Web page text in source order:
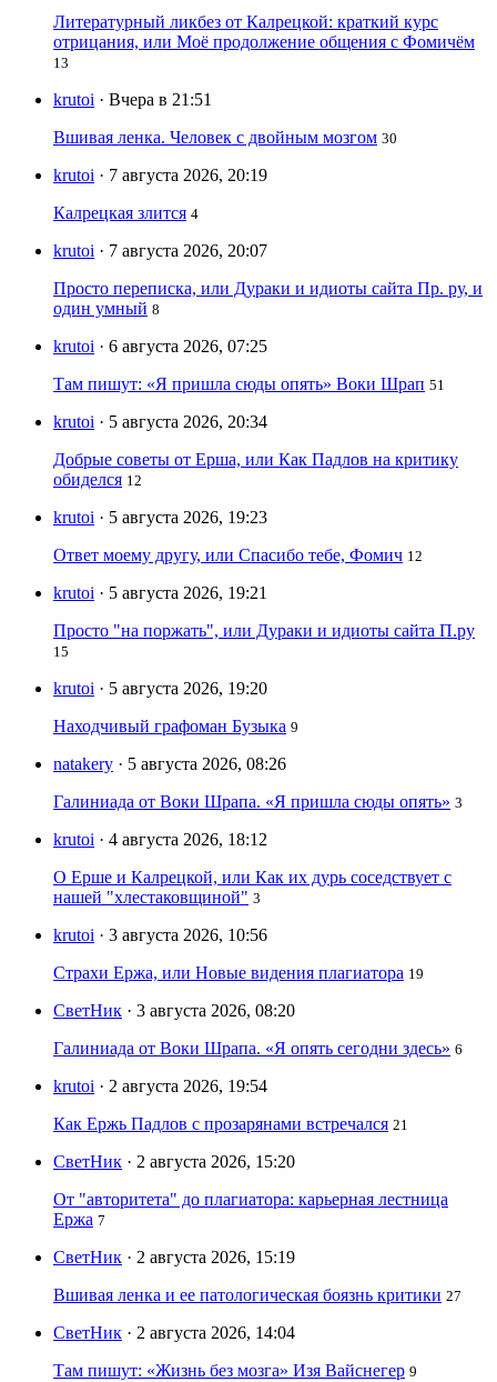
Литературный ликбез от Калрецкой: краткий курс
отрицания, или Моё продолжение общения с Фомичём
13
krutoi · Вчера в 21:51
Вшивая ленка. Человек с двойным мозгом 30
krutoi · 7 августа 2026, 20:19
Калрецкая злится 4
krutoi · 7 августа 2026, 20:07
Просто переписка, или Дураки и идиоты сайта Пр. ру, и
один умный 8
krutoi · 6 августа 2026, 07:25
Там пишут: «Я пришла сюды опять» Воки Шрап 51
krutoi · 5 августа 2026, 20:34
Добрые советы от Ерша, или Как Падлов на критику
обиделся 12
krutoi · 5 августа 2026, 19:23
Ответ моему другу, или Спасибо тебе, Фомич 12
krutoi · 5 августа 2026, 19:21
Просто "на поржать", или Дураки и идиоты сайта П.ру
15
krutoi · 5 августа 2026, 19:20
Находчивый графоман Бузыка 9
natakery · 5 августа 2026, 08:26
Галиниада от Воки Шрапа. «Я пришла сюды опять» 3
krutoi · 4 августа 2026, 18:12
О Ерше и Калрецкой, или Как их дурь соседствует с
нашей "хлестаковщиной" 3
krutoi · 3 августа 2026, 10:56
Страхи Ержа, или Новые видения плагиатора 19
СветНик · 3 августа 2026, 08:20
Галиниада от Воки Шрапа. «Я опять сегодни здесь» 6
krutoi · 2 августа 2026, 19:54
Как Ержь Падлов с прозарянами встречался 21
СветНик · 2 августа 2026, 15:20
От "авторитета" до плагиатора: карьерная лестница
Ержа 7
СветНик · 2 августа 2026, 15:19
Вшивая ленка и ее патологическая боязнь критики 27
СветНик · 2 августа 2026, 14:04
Там пишут: «Жизнь без мозга» Изя Вайснегер 9